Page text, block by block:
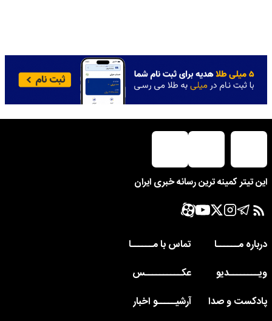
این تیتر کمینه ترین رسانه خبری ایران
درباره مــــــا
تماس با مــــــا
ویــــــــدیو
عکــــــــــس
پادکست و صدا
آرشیـــــو اخبار